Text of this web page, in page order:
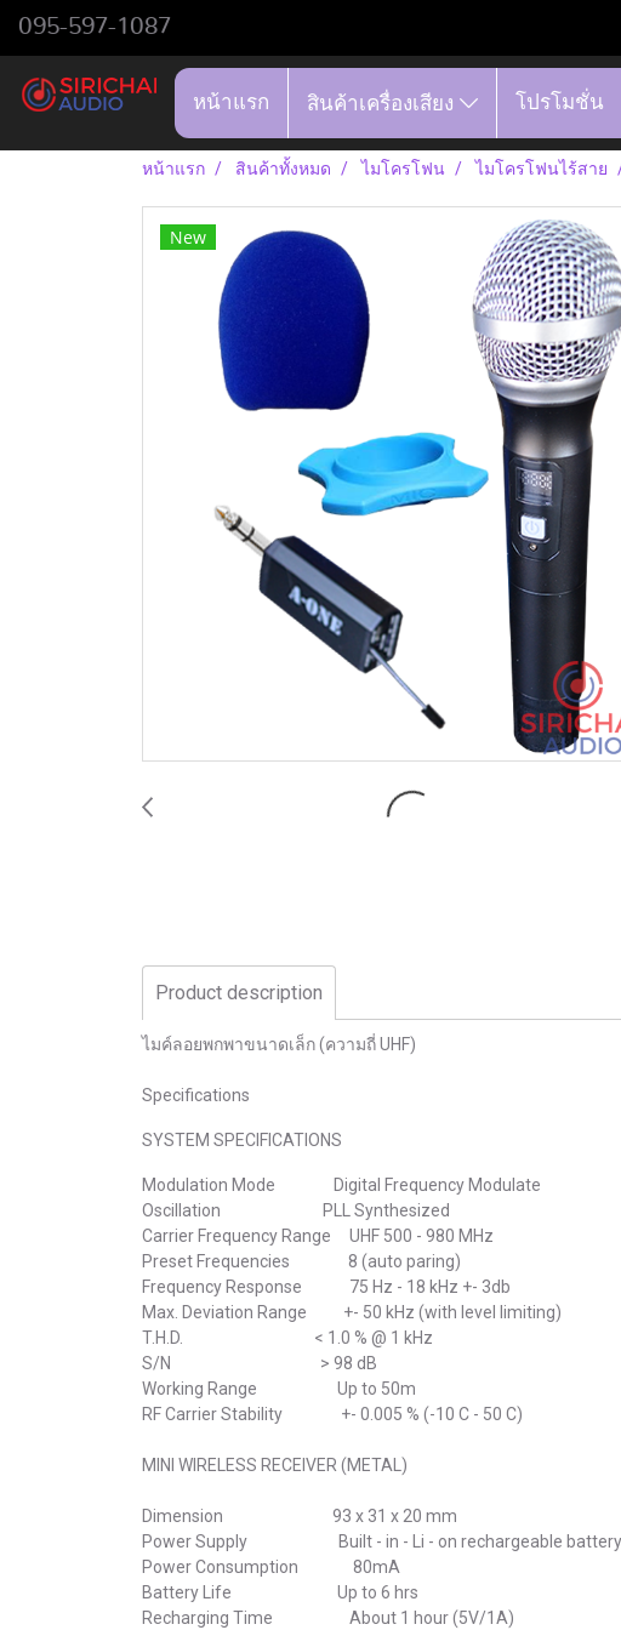
095-597-1087
หน้าแรก สินค้าเครื่องเสียง โปรโมชั่น
หน้าแรก สินค้าทั้งหมด ไมโครโฟน ไมโครโฟนไร้สาย
New
Product description
ไมค์ลอยพกพาขนาดเล็ก (ความถี่ UHF)
Specifications
SYSTEM SPECIFICATIONS
Modulation Mode Digital Frequency Modulate
Oscillation PLL Synthesized
Carrier Frequency Range UHF 500 - 980 MHz
Preset Frequencies 8 (auto paring)
Frequency Response 75 Hz - 18 kHz +- 3db
Max. Deviation Range +- 50 kHz (with level limiting)
T.H.D. < 1.0 % @ 1 kHz
S/N > 98 dB
Working Range Up to 50m
RF Carrier Stability +- 0.005 % (-10 C - 50 C)
MINI WIRELESS RECEIVER (METAL)
Dimension 93 x 31 x 20 mm
Power Supply Built - in - Li - on rechargeable battery
Power Consumption 80mA
Battery Life Up to 6 hrs
Recharging Time About 1 hour (5V/1A)